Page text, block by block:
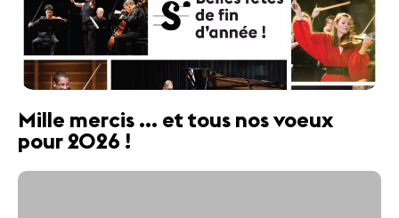
Mille mercis ... et tous nos voeux
pour 2026 !